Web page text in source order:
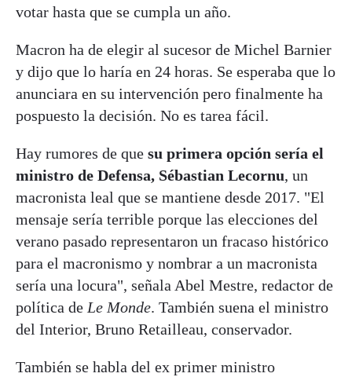
votar hasta que se cumpla un año.
Macron ha de elegir al sucesor de Michel Barnier
y dijo que lo haría en 24 horas. Se esperaba que lo
anunciara en su intervención pero finalmente ha
pospuesto la decisión. No es tarea fácil.
Hay rumores de que su primera opción sería el
ministro de Defensa, Sébastian Lecornu, un
macronista leal que se mantiene desde 2017. "El
mensaje sería terrible porque las elecciones del
verano pasado representaron un fracaso histórico
para el macronismo y nombrar a un macronista
sería una locura", señala Abel Mestre, redactor de
política de Le Monde. También suena el ministro
del Interior, Bruno Retailleau, conservador.
También se habla del ex primer ministro